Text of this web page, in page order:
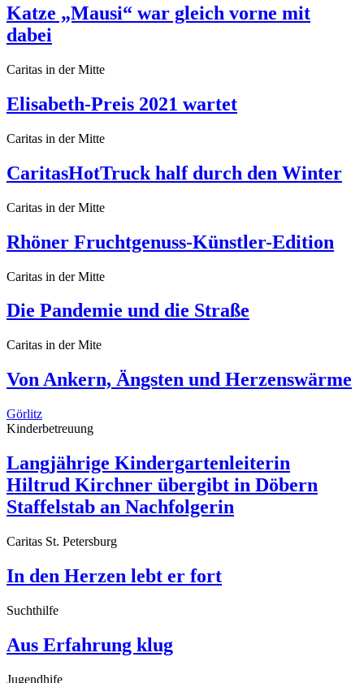
Katze „Mausi“ war gleich vorne mit
dabei
Caritas in der Mitte
Elisabeth-Preis 2021 wartet
Caritas in der Mitte
CaritasHotTruck half durch den Winter
Caritas in der Mitte
Rhöner Fruchtgenuss-Künstler-Edition
Caritas in der Mitte
Die Pandemie und die Straße
Caritas in der Mite
Von Ankern, Ängsten und Herzenswärme
Görlitz
Kinderbetreuung
Langjährige Kindergartenleiterin
Hiltrud Kirchner übergibt in Döbern
Staffelstab an Nachfolgerin
Caritas St. Petersburg
In den Herzen lebt er fort
Suchthilfe
Aus Erfahrung klug
Jugendhife